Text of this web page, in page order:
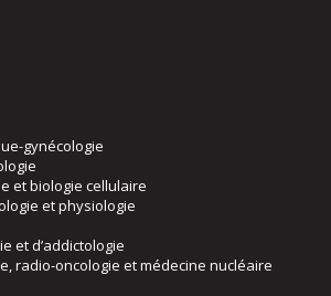
gynécologie
et biologie cellulaire
et physiologie
et d’addictologie
radio-oncologie et médecine nucléaire